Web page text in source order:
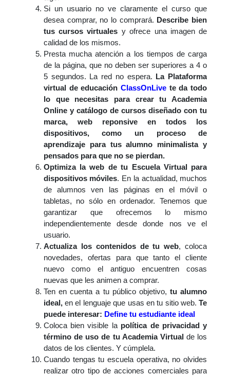
Si un usuario no ve claramente el curso que
desea comprar, no lo comprará. Describe bien
tus cursos virtuales y ofrece una imagen de
calidad de los mismos.
Presta mucha atención a los tiempos de carga
de la página, que no deben ser superiores a 4 o
5 segundos. La red no espera. La Plataforma
virtual de educación ClassOnLive te da todo
lo que necesitas para crear tu Academia
Online y catálogo de cursos diseñado con tu
marca, web reponsive en todos los
dispositivos, como un proceso de
aprendizaje para tus alumno minimalista y
pensados para que no se pierdan.
Optimiza la web de tu Escuela Virtual para
dispositivos móviles. En la actualidad, muchos
de alumnos ven las páginas en el móvil o
tabletas, no sólo en ordenador. Tenemos que
garantizar que ofrecemos lo mismo
independientemente desde donde nos ve el
usuario.
Actualiza los contenidos de tu web, coloca
novedades, ofertas para que tanto el cliente
nuevo como el antiguo encuentren cosas
nuevas que les animen a comprar.
Ten en cuenta a tu público objetivo, tu alumno
ideal,en el lenguaje que usas en tu sitio web.Te
puede interesar: Define tu estudiante ideal
Coloca bien visible la política de privacidad y
término de uso de tu Academia Virtualde los
datos de los clientes. Y cúmplela.
Cuando tengas tu escuela operativa, no olvides
realizar otro tipo de acciones comerciales para